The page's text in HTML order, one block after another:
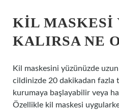
KIL MASKESI
KALIRSA NE
Kil maskesini yüzünüzde
cildinizde 20 dakikadan fazla
kurumaya başlayabilir veya
Özellikle kil maskesi